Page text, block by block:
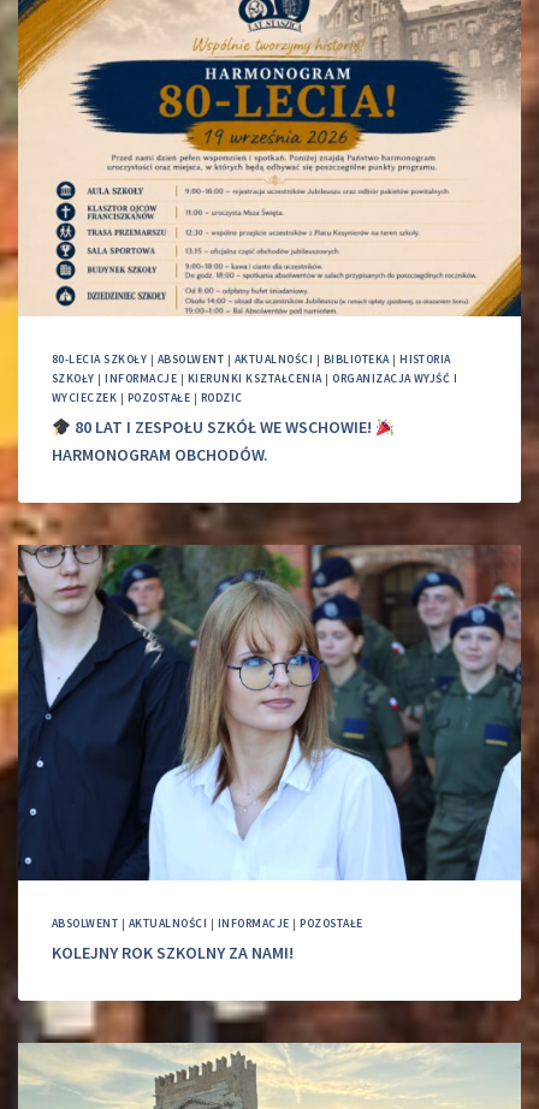
80-LECIA SZKOŁY | ABSOLWENT | AKTUALNOŚCI | BIBLIOTEKA|HISTORIA
SZKOŁY |INFORMACJE | KIERUNKI KSZTAŁCENIA|ORGANIZACJA WYJŚĆ I
WYCIECZEK | POZOSTAŁE | RODZIC
80 LAT I ZESPOŁU SZKÓŁ WE WSCHOWIE!
HARMONOGRAM OBCHODÓW.
ABSOLWENT | AKTUALNOŚCI | INFORMACJE |POZOSTAŁE
KOLEJNY ROK SZKOLNY ZA NAMI!